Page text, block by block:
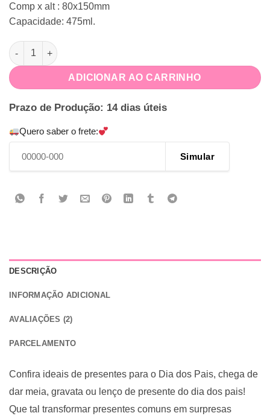
Comp x alt : 80x150mm
Capacidade: 475ml.
Caneca de Chopp Jateada Dia dos Pais quantidade
ADICIONAR AO CARRINHO
Prazo de Produção: 14 dias úteis
Quero saber o frete:
Simular
DESCRIÇÃO
INFORMAÇÃO ADICIONAL
AVALIAÇÕES (2)
PARCELAMENTO
Confira ideais de presentes para o Dia dos Pais, chega de
dar meia, gravata ou lenço de presente do dia dos pais!
Que tal transformar presentes comuns em surpresas